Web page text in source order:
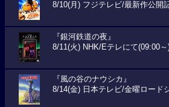
8/10(月) フジテレビ/最新作公開
『銀河鉄道の夜』
8/11(火) NHK/Eテレにて(09:00～
『風の谷のナウシカ』
8/14(金) 日本テレビ/金曜ロード